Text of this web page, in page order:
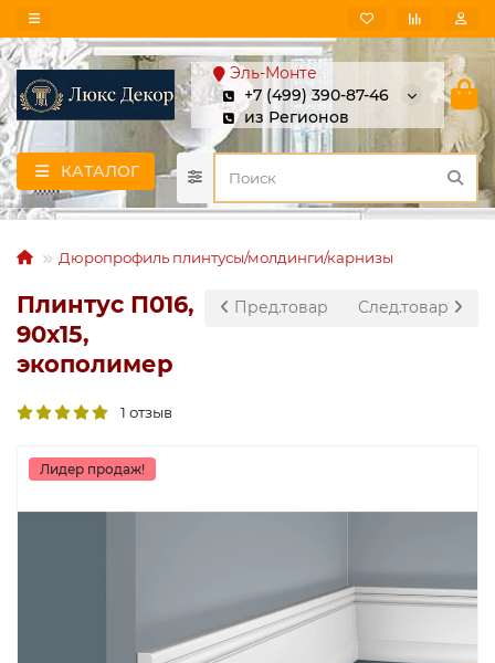
Эль-Монте
+7 (499) 390-87-46
из Регионов
КАТАЛОГ
Дюропрофиль плинтусы/молдинги/карнизы
Пред.товар След.товар
Плинтус П016,
90х15,
экополимер
1 отзыв
Лидер продаж!